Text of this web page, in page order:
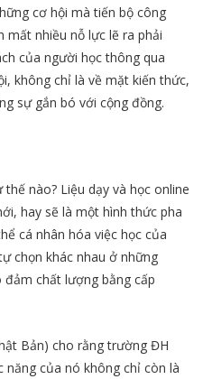
cơ hội mà tiến bộ công
mất nhiều nỗ lực lẽ ra phải
của người học thông qua
không chỉ là về mặt kiến thức,
sự gắn bó với cộng đồng.
nào? Liệu dạy và học online
hay sẽ là một hình thức pha
cá nhân hóa việc học của
chọn khác nhau ở những
chất lượng bằng cấp
Bản) cho rằng trường ĐH
năng của nó không chỉ còn là